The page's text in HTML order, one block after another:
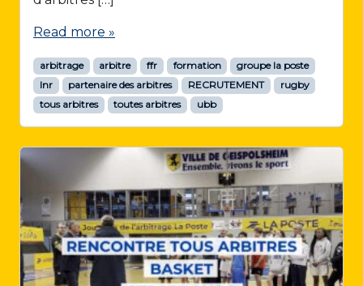
Read more »
arbitrage arbitre ffr formation
groupe la poste
lnr
partenaire des arbitres RECRUTEMENT
rugby
tous arbitres
toutes arbitres ubb